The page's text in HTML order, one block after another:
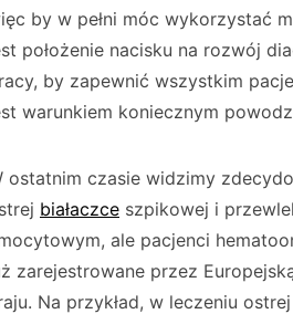
by w pełni móc wykorzystać
położenie nacisku na rozwój
by zapewnić wszystkim
warunkiem koniecz­nym
ostatnim czasie widzimy
białaczce szpikowej i
ale pacjenci
zarejestrowane przez
Na przykład, w leczeniu